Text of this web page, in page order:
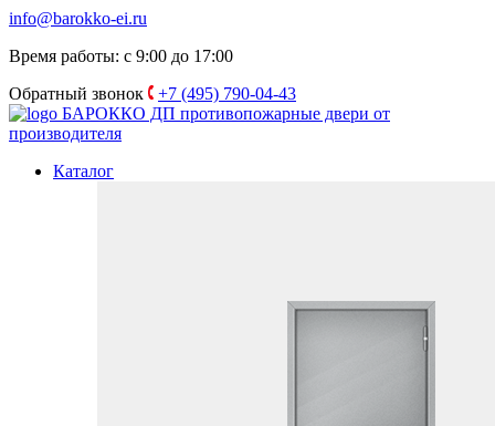
info@barokko-ei.ru
Время работы: с 9:00 до 17:00
Обратный звонок
+7 (495) 790-04-43
БАРОККО ДП противопожарные двери от
производителя
Каталог